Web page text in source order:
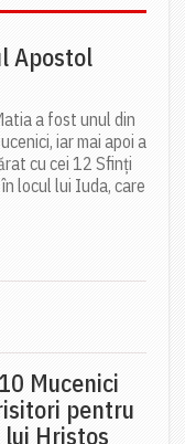
Apostol
a fost unul din
iar mai apoi a
cu cei 12 Sfinți
locul lui Iuda, care
Mucenici
pentru
lui Hristos